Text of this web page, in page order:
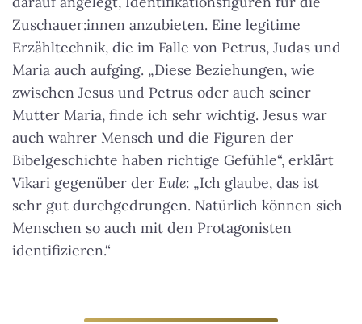
Zuschauer:innen anzubieten. Eine legitime
Erzähltechnik, die im Falle von Petrus, Judas und
Maria auch aufging. „Diese Beziehungen, wie
zwischen Jesus und Petrus oder auch seiner
Mutter Maria, finde ich sehr wichtig. Jesus war
auch wahrer Mensch und die Figuren der
Bibelgeschichte haben richtige Gefühle“, erklärt
Vikari gegenüber der Eule: „Ich glaube, das ist
sehr gut durchgedrungen. Natürlich können sich
Menschen so auch mit den Protagonisten
identifizieren.“